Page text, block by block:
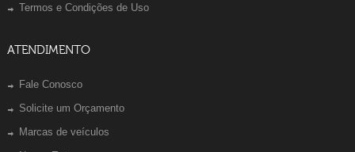
Termos e Condições de Uso
ATENDIMENTO
Fale Conosco
Solicite um Orçamento
Marcas de veículos